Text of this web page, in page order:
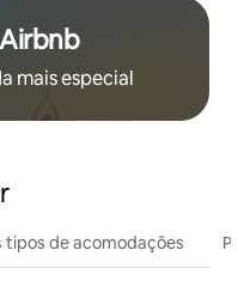
mais especial
tipos de acomodações